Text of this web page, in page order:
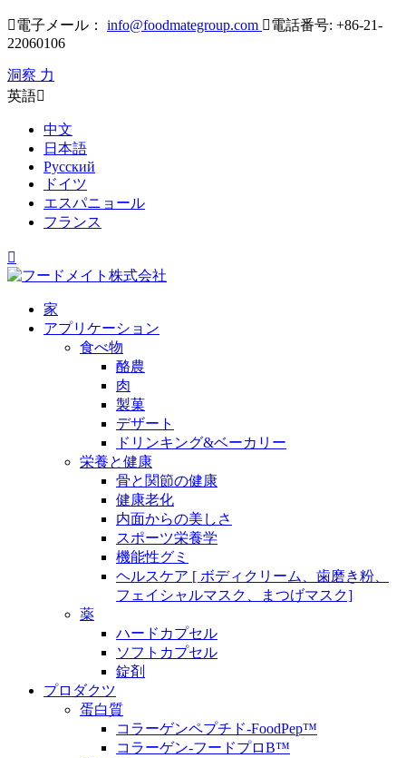
電子メール： info@foodmategroup.com 電話番号: +86-21-
22060106
洞察 力
英語
中文
日本語
Русский
ドイツ
エスパニョール
フランス

家
アプリケーション
食べ物
酪農
肉
製菓
デザート
ドリンキング&ベーカリー
栄養と健康
骨と関節の健康
健康老化
内面からの美しさ
スポーツ栄養学
機能性グミ
ヘルスケア [ ボディクリーム、歯磨き粉、
フェイシャルマスク、まつげマスク]
薬
ハードカプセル
ソフトカプセル
錠剤
プロダクツ
蛋白質
コラーゲンペプチド-FoodPep™
コラーゲン-フードプロB™